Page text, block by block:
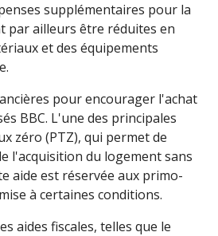
supplémentaires pour la
par ailleurs être réduites en
et des équipements
pour encourager l'achat
BBC. L'une des principales
zéro (PTZ), qui permet de
l'acquisition du logement sans
aide est réservée aux primo-
à certaines conditions.
aides fiscales, telles que le